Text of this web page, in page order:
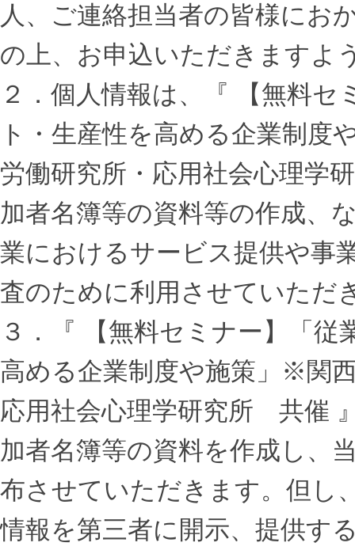
人、ご連絡担当者の皆様にお
の上、お申込いただきますよ
２． 個人情報は、『 【無料セ
ト・生産性を高める企業制度
労働研究所・応用社会心理学
加者名簿等の資料等の作成、
業におけるサービス提供や事
査のために利用させていただ
３．
『 【無料セミナー】「
高める企業制度や施策」※関
応用社会心理学研究所 共催
加者名簿等の資料を作成し、
布させていただきます。但し
情報を第三者に開示、提供す